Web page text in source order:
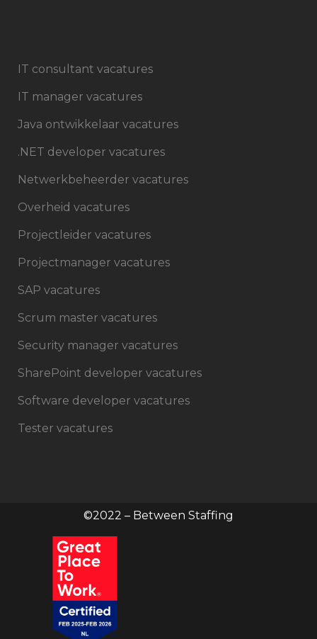
IT consultant vacatures
IT manager vacatures
Java ontwikkelaar vacatures
.NET developer vacatures
Netwerkbeheerder vacatures
Overheid vacatures
Projectleider vacatures
Projectmanager vacatures
SAP vacatures
Scrum master vacatures
Security manager vacatures
SharePoint developer vacatures
Software developer vacatures
Tester vacatures
©2022 – Between Staffing